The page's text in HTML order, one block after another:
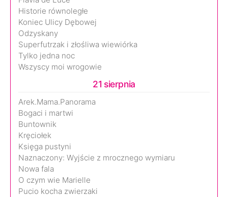
Historie równoległe
Koniec Ulicy Dębowej
Odzyskany
Superfutrzak i złośliwa wiewiórka
Tylko jedna noc
Wszyscy moi wrogowie
21 sierpnia
Arek.Mama.Panorama
Bogaci i martwi
Buntownik
Kręciołek
Księga pustyni
Naznaczony: Wyjście z mrocznego wymiaru
Nowa fala
O czym wie Marielle
Pucio kocha zwierzaki